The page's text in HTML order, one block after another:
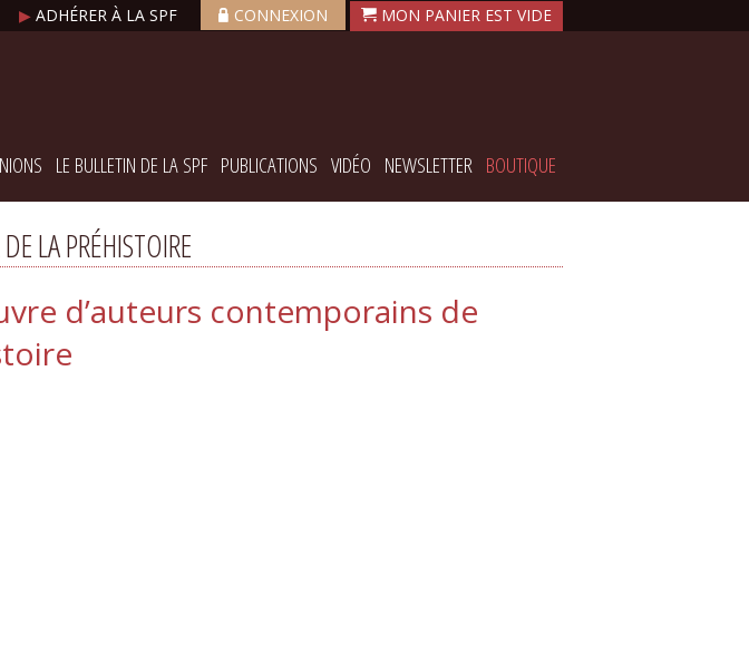
▶ ADHÉRER À LA SPF CONNEXION
LE BULLETIN DE LA SPF PUBLICATIONS VIDÉO NEWSLETTER BOUTIQUE
LA PRÉHISTOIRE
d’auteurs contemporains de